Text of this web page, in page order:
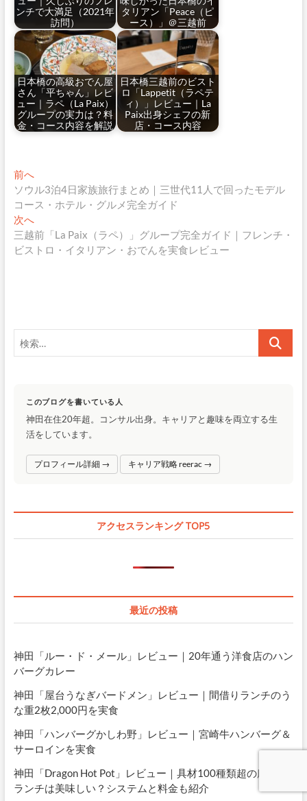
ンチで大満足（2021年
訪問）
タリアン「Peace（ピ
ース）」＠三越前
日本橋の高級おでん屋
さん「平ちゃん」レビ
ュー｜ラペ（La Paix）
グループの実力は？料
金・コース内容を解説
日本橋三越前のビスト
ロ「Lappetit（ラペテ
ィ）」レビュー｜La
Paix出身シェフの新
店・コース内容
投
稿
ナ
ビ
ョ
ン
前へ過
去
の
投
稿:
ソウル3泊4日家族旅行まとめ｜三世代11人で回ったモデル
コース・ホテル・グルメ完全ガイド
次へ次
の
投
三越前「La Paix（ラペ）」グループ完全ガイド｜フレンチ・
ビストロ・イタリアン・おでんを実食レビュー
索…
このブログを書いている人
神田在住20年超。コンサル出身。キャリアと趣味を両立する生
活をしています。
プロフィール詳細 → キャリア戦略 reerac →
アクセスランキング TOP5
最近の投稿
神田「ルー・ド・メール」レビュー｜20年通う洋食店のハン
バーグカレー
神田「屋台うなぎバードメン」レビュー｜間借りランチのう
な重2枚2,000円を実食
神田「ハンバーグかしわ野」レビュー｜宮崎牛ハンバーグ＆
サーロインを実食
神田「Dragon Hot Pot」レビュー｜具材100種類超の麻辣湯
ランチは美味しい？システムと料金も紹介